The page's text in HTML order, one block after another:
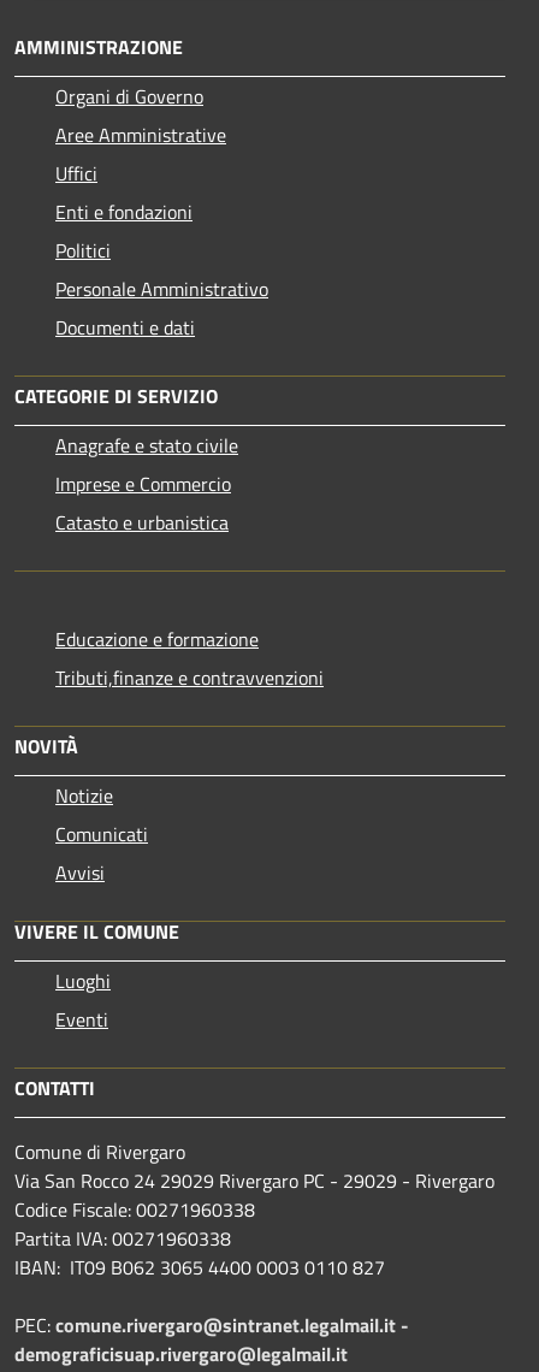
AMMINISTRAZIONE
Organi di Governo
Aree Amministrative
Uffici
Enti e fondazioni
Politici
Personale Amministrativo
Documenti e dati
CATEGORIE DI SERVIZIO
Anagrafe e stato civile
Imprese e Commercio
Catasto e urbanistica
Educazione e formazione
Tributi,finanze e contravvenzioni
NOVITÀ
Notizie
Comunicati
Avvisi
VIVERE IL COMUNE
Luoghi
Eventi
CONTATTI
Comune di Rivergaro
Via San Rocco 24 29029 Rivergaro PC - 29029 - Rivergaro
Codice Fiscale: 00271960338
Partita IVA: 00271960338
IBAN: IT09 B062 3065 4400 0003 0110 827
PEC:comune.rivergaro@sintranet.legalmail.it -
demograficisuap.rivergaro@legalmail.it